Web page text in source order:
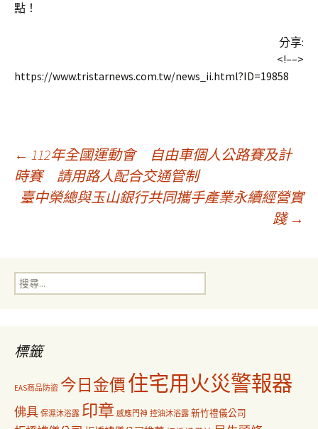
點！
分享:
<!––>
https://www.tristarnews.com.tw/news_ii.html?ID=19858
文
章
覽
← 112年全國運動會 自由車個人公路賽及計
時賽 請用路人配合交通管制
臺中榮總與玉山銀行共同攜手產業永續經營實
踐 →
搜
尋
標籤
EAS商品防盜 今日金價住宅用火災警報器
佛具 保濕沐浴露 印章 感應門神 控油沐浴露 新竹禮儀公司